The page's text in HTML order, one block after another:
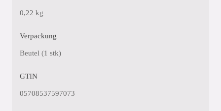
0,22 kg
Verpackung
Beutel (1 stk)
GTIN
05708537597073